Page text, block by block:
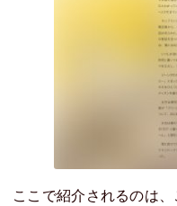
ここで紹介されるのは